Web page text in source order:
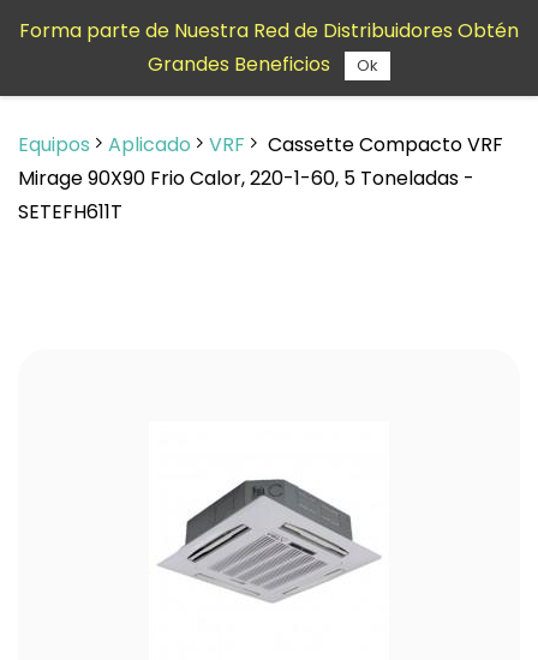
contenido
Equipos Aplicado VRF
Cassette Compacto VRF
Mirage 90X90 Frio Calor, 220-1-60, 5 Toneladas -
SETEFH611T
Forma parte de Nuestra Red de Distribuidores Obtén
Grandes Beneficios
Ok